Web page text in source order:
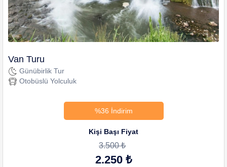
Van Turu
Günübirlik Tur
Otobüslü Yolculuk
%36 İndirim
Kişi Başı Fiyat
3.500 ₺
2.250 ₺